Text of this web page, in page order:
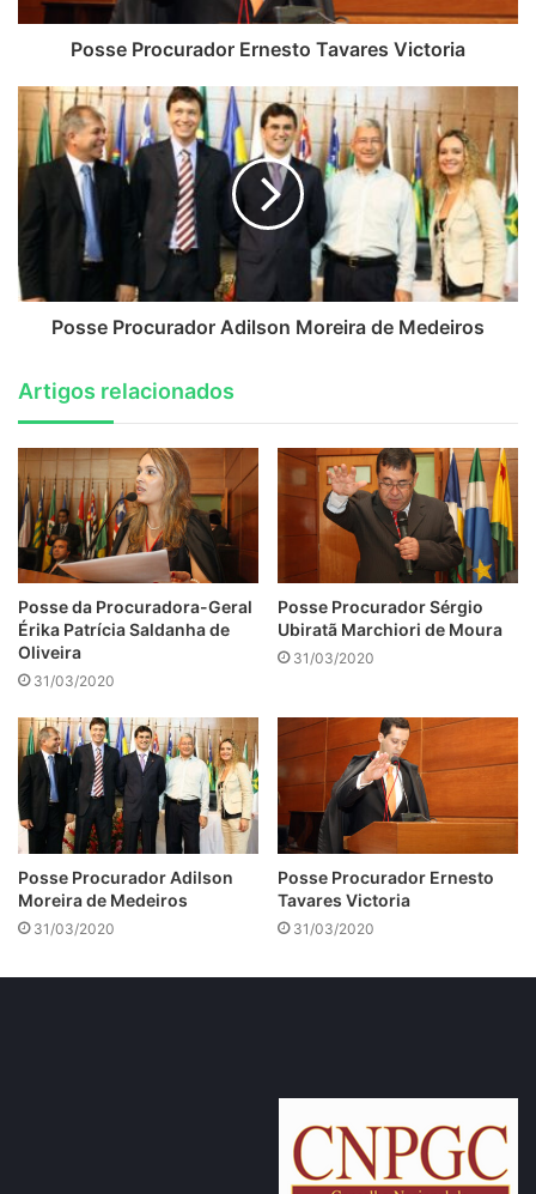
Posse Procurador Ernesto Tavares Victoria
Posse Procurador Adilson Moreira de Medeiros
Artigos relacionados
Posse da Procuradora-Geral
Érika Patrícia Saldanha de
Oliveira
31/03/2020
Posse Procurador Sérgio
Ubiratã Marchiori de Moura
31/03/2020
Posse Procurador Adilson
Moreira de Medeiros
31/03/2020
Posse Procurador Ernesto
Tavares Victoria
31/03/2020